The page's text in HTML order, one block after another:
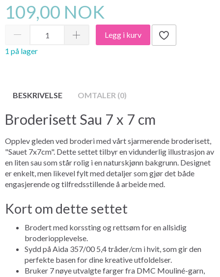
109,00 NOK
Legg i kurv
1 på lager
BESKRIVELSE OMTALER (0)
Broderisett Sau 7 x 7 cm
Opplev gleden ved broderi med vårt sjarmerende broderisett,
"Sauet 7x7cm". Dette settet tilbyr en vidunderlig illustrasjon av
en liten sau som står rolig i en naturskjønn bakgrunn. Designet
er enkelt, men likevel fylt med detaljer som gjør det både
engasjerende og tilfredsstillende å arbeide med.
Kort om dette settet
Brodert med korssting og rettsøm for en allsidig
broderiopplevelse.
Sydd på Aida 357/00 5,4 tråder/cm i hvit, som gir den
perfekte basen for dine kreative utfoldelser.
Bruker 7 nøye utvalgte farger fra DMC Mouliné-garn,